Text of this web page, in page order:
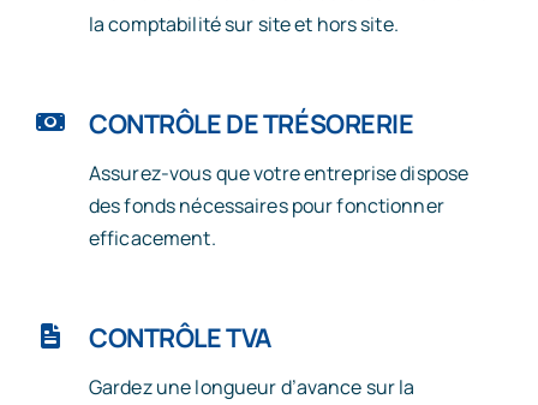
la comptabilité sur site et hors site.
CONTRÔLE DE TRÉSORERIE
Assurez-vous que votre entreprise dispose
des fonds nécessaires pour fonctionner
efficacement.
CONTRÔLE TVA
Gardez une longueur d’avance sur la